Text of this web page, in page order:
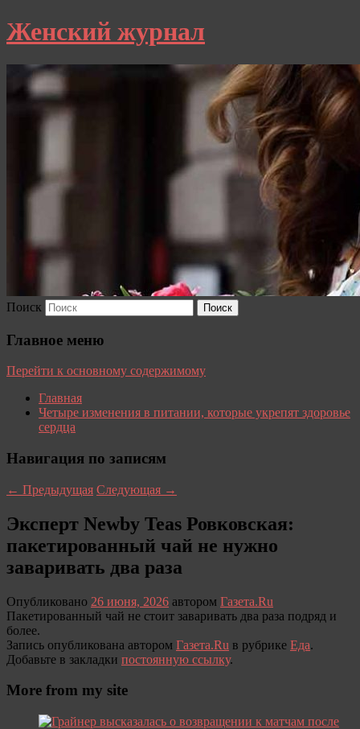
Женский журнал
Поиск
Главное меню
Перейти к основному содержимому
Главная
Четыре изменения в питании, которые укрепят здоровье
сердца
Навигация по записям
← Предыдущая Следующая →
Эксперт Newby Teas Ровковская:
пакетированный чай не нужно
заваривать два раза
Опубликовано 26 июня, 2026 автором Газета.Ru
Пакетированный чай не стоит заваривать два раза подряд и
более.
Запись опубликована автором Газета.Ru в рубрике Еда.
Добавьте в закладки постоянную ссылку.
More from my site